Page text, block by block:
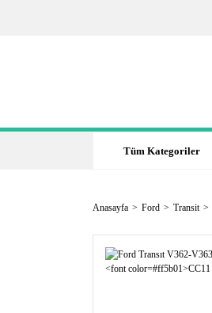
Tüm Kategoriler
Anasayfa Ford Transit